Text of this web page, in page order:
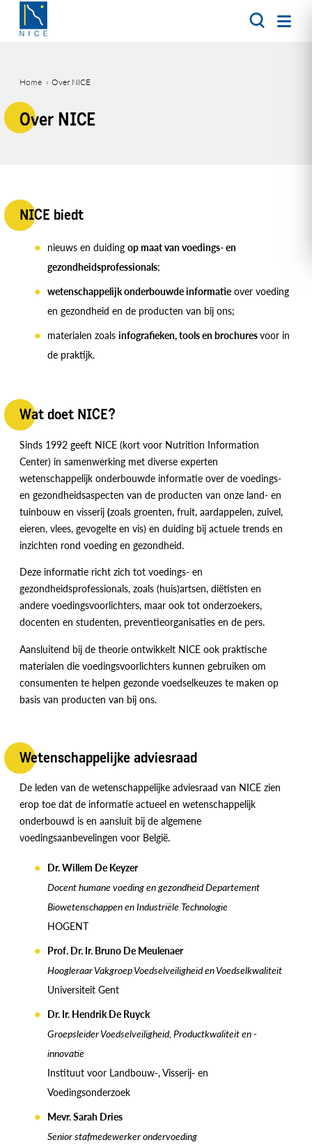
Overslaan
naar
gaanHome Over NICE
Over NICE
NICE biedt
nieuws en duiding op maat van voedings- en
gezondheidsprofessionals;
wetenschappelijk onderbouwde informatie over voeding
en gezondheid en de producten van bij ons;
materialen zoals infografieken, tools en brochuresvoor in
de praktijk.
Wat doet NICE?
Sinds 1992 geeft NICE (kort voor Nutrition Information
Center) in samenwerking met diverse experten
wetenschappelijk onderbouwde informatie over de voedings-
en gezondheidsaspecten van de producten van onze land- en
tuinbouw en visserij (zoals groenten, fruit, aardappelen, zuivel,
eieren, vlees, gevogelte en vis) en duiding bij actuele trends en
inzichten rond voeding en gezondheid.
Deze informatie richt zich tot voedings- en
gezondheidsprofessionals, zoals (huis)artsen, diëtisten en
andere voedingsvoorlichters, maar ook tot onderzoekers,
docenten en studenten, preventieorganisaties en de pers.
Aansluitend bij de theorie ontwikkelt NICE ook praktische
materialen die voedingsvoorlichters kunnen gebruiken om
consumenten te helpen gezonde voedselkeuzes te maken op
basis van producten van bij ons.
Wetenschappelijke adviesraad
De leden van de wetenschappelijke adviesraad van NICE zien
erop toe dat de informatie actueel en wetenschappelijk
onderbouwd is en aansluit bij de algemene
voedingsaanbevelingen voor België.
Dr. Willem De Keyzer
Docent humane voeding en gezondheid Departement
Biowetenschappen en Industriële Technologie
HOGENT
Prof. Dr. Ir. Bruno De Meulenaer
Hoogleraar Vakgroep Voedselveiligheid en Voedselkwaliteit
Universiteit Gent
Dr. Ir. Hendrik De Ruyck
Groepsleider Voedselveiligheid, Productkwaliteit en -
innovatie
Instituut voor Landbouw-, Visserij- en
Voedingsonderzoek
Mevr. Sarah Dries
Senior stafmedewerker ondervoeding